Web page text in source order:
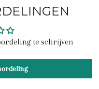
Twitter Pinterest
te schrijven